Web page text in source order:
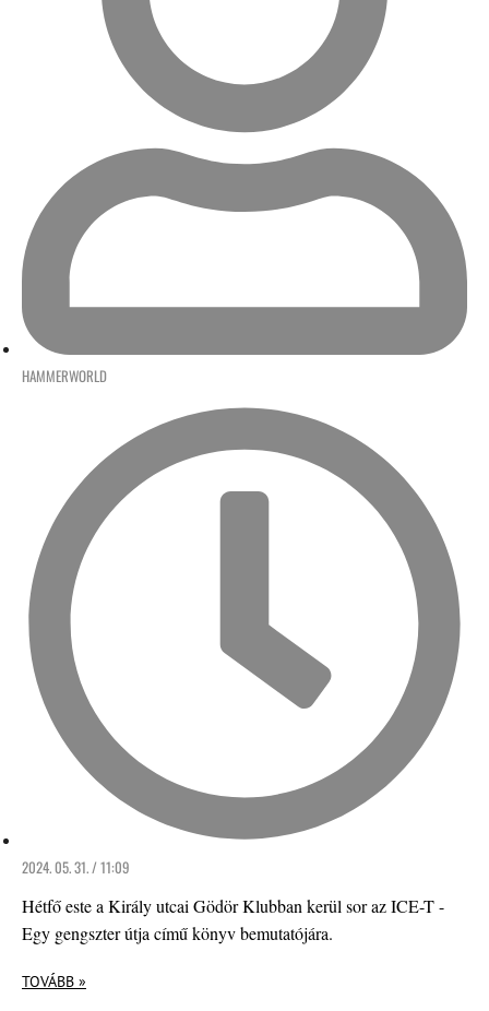
HAMMERWORLD
2024. 05. 31. / 11:09
Hétfő este a Király utcai Gödör Klubban kerül sor az ICE-T -
Egy gengszter útja című könyv bemutatójára.
TOVÁBB »